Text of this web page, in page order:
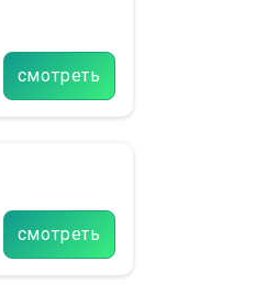
смотреть
смотреть